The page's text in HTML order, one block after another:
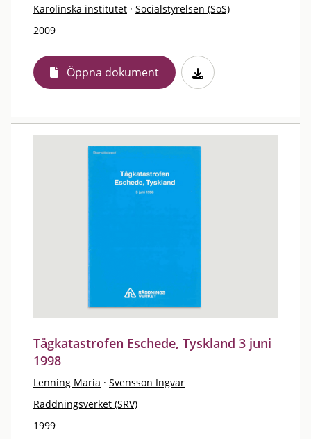
Karolinska institutet · Socialstyrelsen (SoS)
2009
Öppna dokument
Tågkatastrofen Eschede, Tyskland 3 juni
1998
Lenning Maria · Svensson Ingvar
Räddningsverket (SRV)
1999